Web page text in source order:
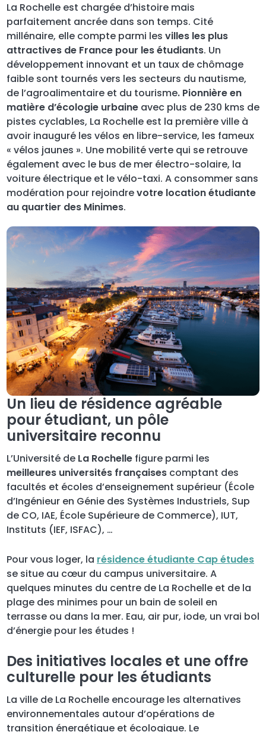
La Rochelle est chargée d’histoire mais
parfaitement ancrée dans son temps. Cité
millénaire, elle compte parmi les villes les plus
attractives de France pour les étudiants. Un
développement innovant et un taux de chômage
faible sont tournés vers les secteurs du nautisme,
de l’agroalimentaire et du tourisme. Pionnière en
matière d’écologie urbaine avec plus de 230 kms de
pistes cyclables, La Rochelle est la première ville à
avoir inauguré les vélos en libre-service, les fameux
« vélos jaunes ». Une mobilité verte qui se retrouve
également avec le bus de mer électro-solaire, la
voiture électrique et le vélo-taxi. A consommer sans
modération pour rejoindrevotre location étudiante
au quartier des Minimes.
Un lieu de résidence agréable
pour étudiant, un pôle
universitaire reconnu
L’Université de La Rochelle figure parmi les
meilleures universités françaises comptant des
facultés et écoles d’enseignement supérieur (École
d’Ingénieur en Génie des Systèmes Industriels, Sup
de CO, IAE, École Supérieure de Commerce), IUT,
Instituts (IEF, ISFAC), …
Pour vous loger, la résidence étudiante Cap études
se situe au cœur du campus universitaire. A
quelques minutes du centre de La Rochelle et de la
plage des minimes pour un bain de soleil en
terrasse ou dans la mer. Eau, air pur, iode, un vrai bol
d’énergie pour les études !
Des initiatives locales et une offre
culturelle pour les étudiants
La ville de La Rochelle encourage les alternatives
environnementales autour d’opérations de
transition énergétique et écologique. Le